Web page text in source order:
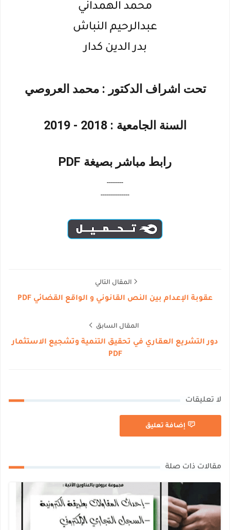
محمد الهمداني
عبدالرحيم النباش
بدر الدين كدار
تحت اشراف الدكتور : محمد العروصي
السنة الجامعية : 2018 - 2019
رابط مباشر بصيغة PDF
--------
--------------
المقال التالي
عقوبة الإعدام بين النص القانوني و الواقع القضائي PDF
المقال السابق
دور التشريع العقاري في تحقيق التنمية وتشجيع الاستثمار
PDF
لا تعليقات
إضافة تعليق
مقالات ذات صلة